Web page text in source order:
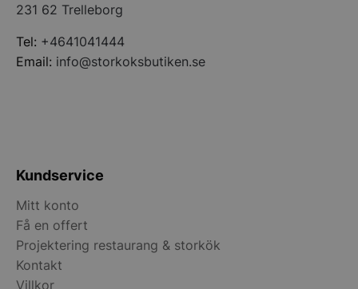
231 62 Trelleborg
Tel: +4641041444
Email: info@storkoksbutiken.se
Kundservice
Mitt konto
Få en offert
Projektering restaurang & storkök
Kontakt
Villkor